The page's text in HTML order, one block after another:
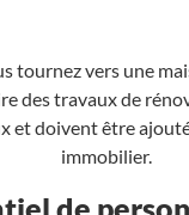
tournez vers une
des travaux de
et doivent être
immobilier.
de